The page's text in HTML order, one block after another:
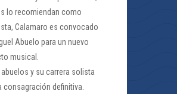
lo recomiendan como
Calamaro es convocado
Abuelo para un nuevo
musical.
abuelos y su carrera solista
consagración definitiva.